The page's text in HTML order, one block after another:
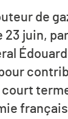
de
23 juin,
Édouard